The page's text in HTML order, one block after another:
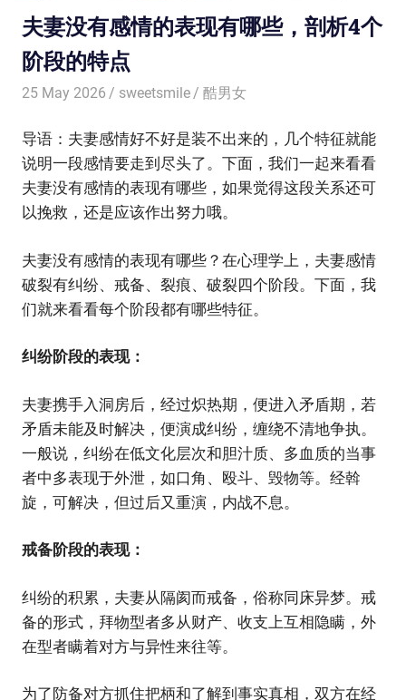
夫妻没有感情的表现有哪些，剖析4个
阶段的特点
25 May 2026 sweetsmile 酷男女
导语：夫妻感情好不好是装不出来的，几个特征就能
说明一段感情要走到尽头了。下面，我们一起来看看
夫妻没有感情的表现有哪些，如果觉得这段关系还可
以挽救，还是应该作出努力哦。
夫妻没有感情的表现有哪些？在心理学上，夫妻感情
破裂有纠纷、戒备、裂痕、破裂四个阶段。下面，我
们就来看看每个阶段都有哪些特征。
纠纷阶段的表现：
夫妻携手入洞房后，经过炽热期，便进入矛盾期，若
矛盾未能及时解决，便演成纠纷，缠绕不清地争执。
一般说，纠纷在低文化层次和胆汁质、多血质的当事
者中多表现于外泄，如口角、殴斗、毁物等。经斡
旋，可解决，但过后又重演，内战不息。
戒备阶段的表现：
纠纷的积累，夫妻从隔阂而戒备，俗称同床异梦。戒
备的形式，拜物型者多从财产、收支上互相隐瞒，外
在型者瞒着对方与异性来往等。
为了防备对方抓住把柄和了解到事实真相，双方在经